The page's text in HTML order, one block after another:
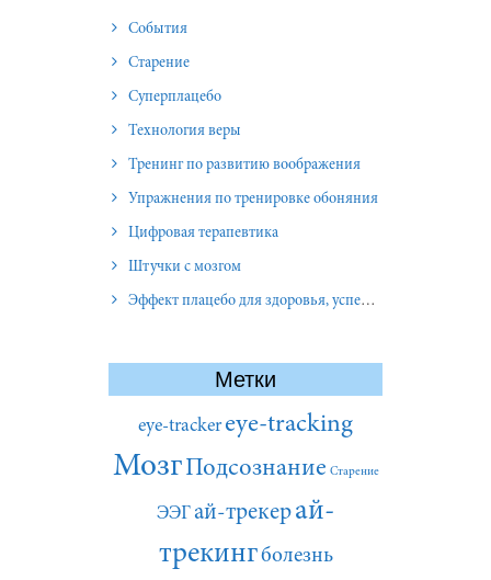
События
Старение
Суперплацебо
Технология веры
Тренинг по развитию воображения
Упражнения по тренировке обоняния
Цифровая терапевтика
Штучки с мозгом
Эффект плацебо для здоровья, успеха и отношений
Метки
eye-tracker eye-tracking
МозгПодсознание Старение
ЭЭГай-трекерай-
трекингболезнь